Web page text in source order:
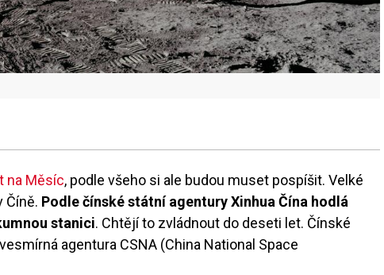
na Měsíc, podle všeho si ale budou muset pospíšit. Velké
Číně. Podle čínské státní agentury Xinhua Čína hodlá
stanici. Chtějí to zvládnout do deseti let. Čínské
agentura CSNA (China National Space